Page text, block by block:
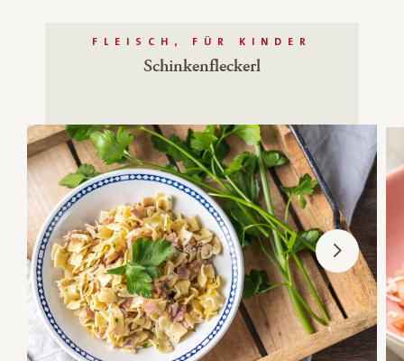
FLEISCH, FÜR KINDER
Schinkenfleckerl